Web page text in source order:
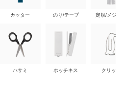
カッター
ハサミ
のり/テープ
ホッチキス
定規/メジ
クリップ